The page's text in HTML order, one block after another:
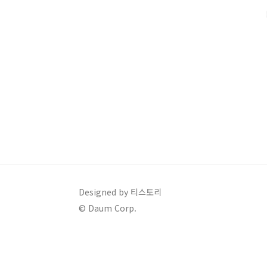
1.33% (0.31%p 인하) ✓ 적용 대상 및 시기2025년 1
Designed by 티스토리
© Daum Corp.